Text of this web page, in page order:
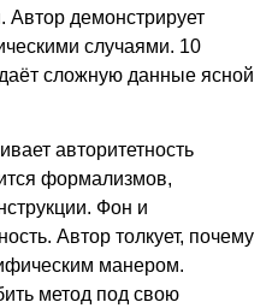
Автор демонстрирует
случаями. 10
сложную данные ясной
авторитетность
формализмов,
Фон и
Автор толкует, почему
манером.
метод под свою